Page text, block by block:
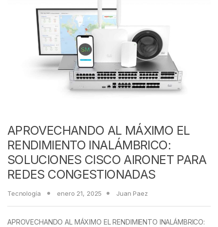
APROVECHANDO AL MÁXIMO EL
RENDIMIENTO INALÁMBRICO:
SOLUCIONES CISCO AIRONET PARA
REDES CONGESTIONADAS
Tecnología enero 21, 2025 Juan Paez
APROVECHANDO AL MÁXIMO EL RENDIMIENTO INALÁMBRICO: